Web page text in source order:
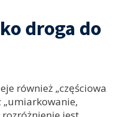
droga do
również „częściowa
„umiarkowanie,